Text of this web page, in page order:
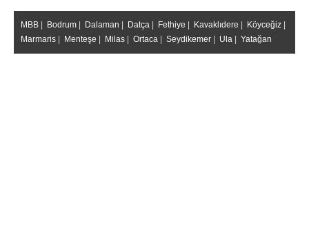
MBB Bodrum Dalaman Datça Fethiye Kavaklıdere Köyceğiz
Marmaris
Menteşe Milas Ortaca Seydikemer Ula Yatağan